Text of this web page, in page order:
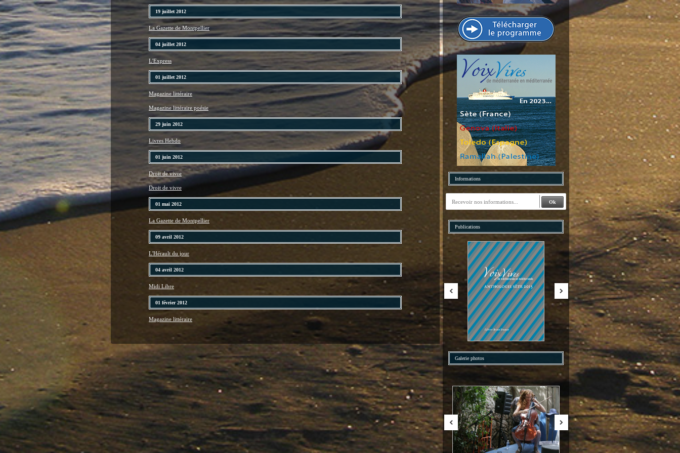
19 juillet 2012
La Gazette de Montpellier
04 juillet 2012
L'Express
01 juillet 2012
Magazine littéraire
Magazine littéraire poésie
29 juin 2012
Livres Hebdo
01 juin 2012
Droit de vivre
Droit de vivre
01 mai 2012
La Gazette de Montpellier
09 avril 2012
L'Hérault du jour
04 avril 2012
Midi Libre
01 février 2012
Magazine littéraire
Informations
Publications
Galerie photos